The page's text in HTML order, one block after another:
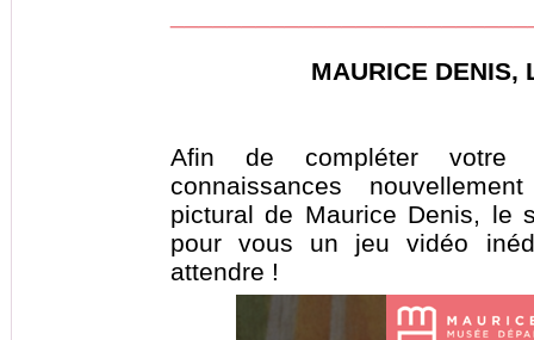
MAURICE DENIS,
Afin de compléter
connaissances
pictural de Maurice Denis, le
pour vous un jeu vidéo
attendre !